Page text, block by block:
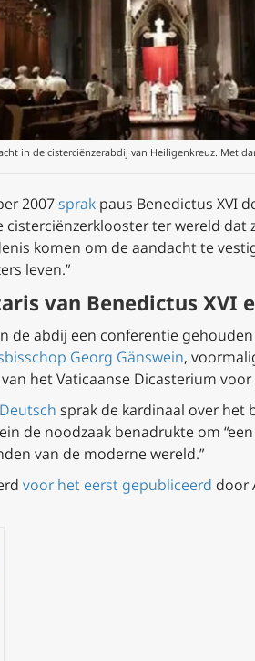
in de cisterciënzerabdij van Heiligenkreuz. Met
2007sprak paus Benedictus XVI
cisterciënzerklooster ter wereld
komen om de aandacht te
leven.”
van Benedictus XVI
de abdij een conferentie
Georg Gänswein,
het Vaticaanse Dicasterium
sprak de kardinaal over het
de noodzaak benadrukte om
van de moderne wereld.”
voor het eerst gepubliceerd door